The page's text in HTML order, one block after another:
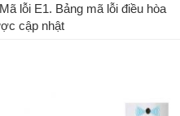
lỗi E1. Bảng mã lỗi điều hòa
cập nhật